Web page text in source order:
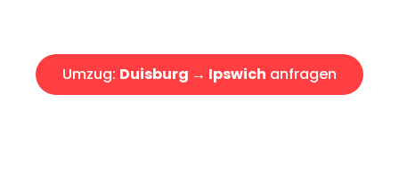
Umzug: Duisburg → Ipswich anfragen